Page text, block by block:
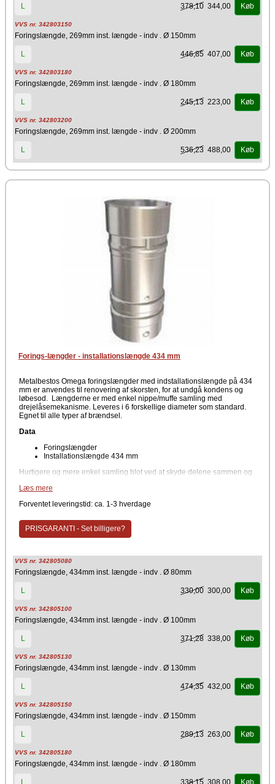
L 378,10 344,00 Køb
VVS nr. 342803150
Foringslængde, 269mm inst. længde - indv . Ø 150mm
L 446,85 407,00 Køb
VVS nr. 342803180
Foringslængde, 269mm inst. længde - indv . Ø 180mm
L 245,13 223,00 Køb
VVS nr. 342803200
Foringslængde, 269mm inst. længde - indv . Ø 200mm
L 536,23 488,00 Køb
Forings-længder - installationslængde 434 mm
Metalbestos Omega foringslængder med indstallationslængde på 434
mm er anvendes til renovering af skorsten, for at undgå kondens og
løbesod. Længderne er med enkel nippe/muffe samling med
drejelåsemekanisme. Leveres i 6 forskellige diameter som standard.
Egnet til alle typer af brændsel.
Data
Foringslængder
Installationslængde 434 mm
Hurtigere og mere enkel samling blot ved at skyde delene sammen og
netop den totalhøjde man ønsker. Omega stålforing kan anvendes som
Stål
Kierulff A/S - Metalbestos
Læs mere
Forventet leveringstid: ca. 1-3 hverdage
PRISGARANTI - Set billigere?
VVS nr. 342805080
Foringslængde, 434mm inst. længde - indv . Ø 80mm
L 330,00 300,00 Køb
VVS nr. 342805100
Foringslængde, 434mm inst. længde - indv . Ø 100mm
L 371,28 338,00 Køb
VVS nr. 342805130
Foringslængde, 434mm inst. længde - indv . Ø 130mm
L 474,35 432,00 Køb
VVS nr. 342805150
Foringslængde, 434mm inst. længde - indv . Ø 150mm
L 289,13 263,00 Køb
VVS nr. 342805180
Foringslængde, 434mm inst. længde - indv . Ø 180mm
338,15 308,00